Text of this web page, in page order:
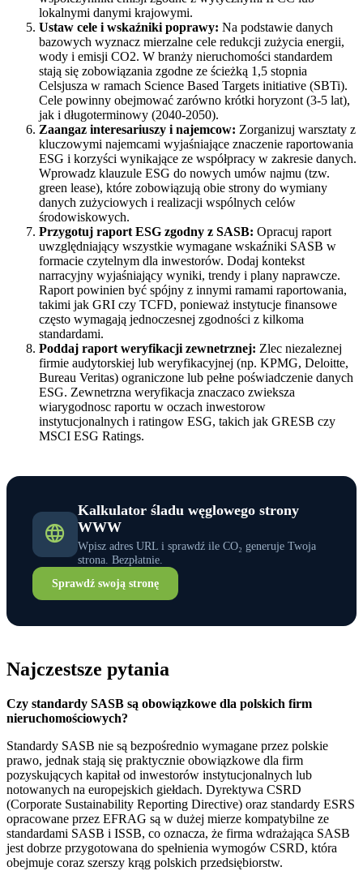
lokalnymi danymi krajowymi.
Ustaw cele i wskaźniki poprawy: Na podstawie danych
bazowych wyznacz mierzalne cele redukcji zużycia energii,
wody i emisji CO2. W branży nieruchomości standardem
stają się zobowiązania zgodne ze ścieżką 1,5 stopnia
Celsjusza w ramach Science Based Targets initiative (SBTi).
Cele powinny obejmować zarówno krótki horyzont (3-5 lat),
jak i długoterminowy (2040-2050).
Zaangaz interesariuszy i najemcow: Zorganizuj warsztaty z
kluczowymi najemcami wyjaśniające znaczenie raportowania
ESG i korzyści wynikające ze współpracy w zakresie danych.
Wprowadz klauzule ESG do nowych umów najmu (tzw.
green lease), które zobowiązują obie strony do wymiany
danych zużyciowych i realizacji wspólnych celów
środowiskowych.
Przygotuj raport ESG zgodny z SASB: Opracuj raport
uwzględniający wszystkie wymagane wskaźniki SASB w
formacie czytelnym dla inwestorów. Dodaj kontekst
narracyjny wyjaśniający wyniki, trendy i plany naprawcze.
Raport powinien być spójny z innymi ramami raportowania,
takimi jak GRI czy TCFD, ponieważ instytucje finansowe
często wymagają jednoczesnej zgodności z kilkoma
standardami.
Poddaj raport weryfikacji zewnetrznej: Zlec niezaleznej
firmie audytorskiej lub weryfikacyjnej (np. KPMG, Deloitte,
Bureau Veritas) ograniczone lub pełne poświadczenie danych
ESG. Zewnetrzna weryfikacja znaczaco zwieksza
wiarygodnosc raportu w oczach inwestorow
instytucjonalnych i ratingow ESG, takich jak GRESB czy
MSCI ESG Ratings.
Kalkulator śladu węglowego strony
WWW
Wpisz adres URL i sprawdź ile CO₂ generuje Twoja
strona. Bezpłatnie.
Sprawdź swoją stronę
Najczestsze pytania
Czy standardy SASB są obowiązkowe dla polskich firm
nieruchomościowych?
Standardy SASB nie są bezpośrednio wymagane przez polskie
prawo, jednak stają się praktycznie obowiązkowe dla firm
pozyskujących kapitał od inwestorów instytucjonalnych lub
notowanych na europejskich giełdach. Dyrektywa CSRD
(Corporate Sustainability Reporting Directive) oraz standardy ESRS
opracowane przez EFRAG są w dużej mierze kompatybilne ze
standardami SASB i ISSB, co oznacza, że firma wdrażająca SASB
jest dobrze przygotowana do spełnienia wymogów CSRD, która
obejmuje coraz szerszy krąg polskich przedsiębiorstw.